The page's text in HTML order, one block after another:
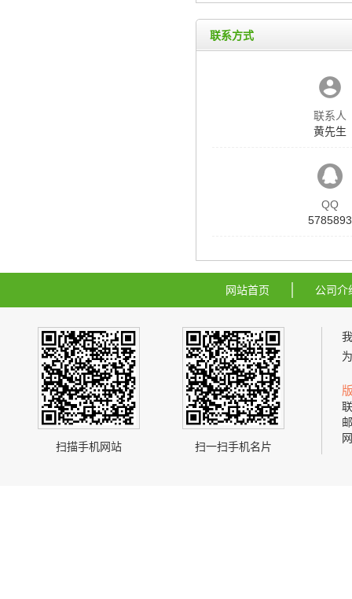
联系方式
联系人
黄先生
QQ
5785893
网站首页 公司介
扫描手机网站 扫一扫手机名片